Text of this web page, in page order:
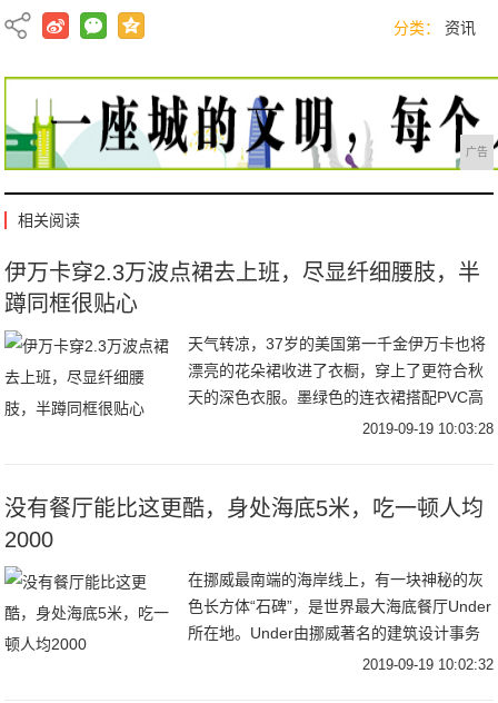
分类： 资讯
广告
相关阅读
伊万卡穿2.3万波点裙去上班，尽显纤细腰肢，半
蹲同框很贴心
天气转凉，37岁的美国第一千金伊万卡也将
漂亮的花朵裙收进了衣橱，穿上了更符合秋
天的深色衣服。墨绿色的连衣裙搭配PVC高
跟鞋，受到了时尚评论的交口称赞，而裙摆
2019-09-19 10:03:28
没有餐厅能比这更酷，身处海底5米，吃一顿人均
2000
在挪威最南端的海岸线上，有一块神秘的灰
色长方体“石碑”，是世界最大海底餐厅Under
所在地。Under由挪威著名的建筑设计事务
所Snøhetta 操刀设计。建筑内底部还有一整
2019-09-19 10:02:32